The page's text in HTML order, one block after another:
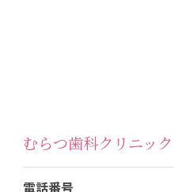
むらつ歯科クリニック
電話番号